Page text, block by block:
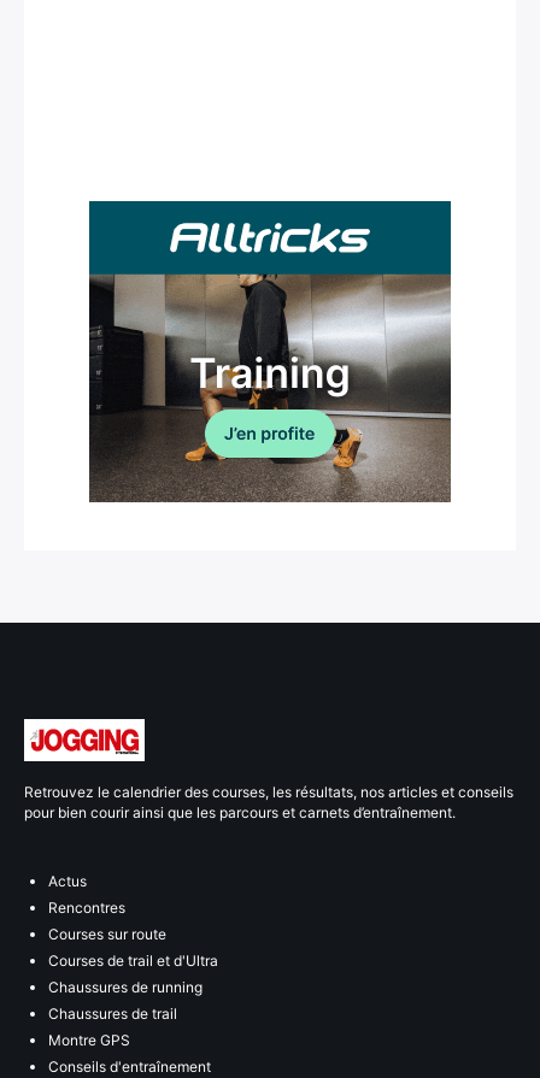
Retrouvez le calendrier des courses, les résultats, nos articles et conseils
pour bien courir ainsi que les parcours et carnets d’entraînement.
Actus
Rencontres
Courses sur route
Courses de trail et d'Ultra
Chaussures de running
Chaussures de trail
Montre GPS
Conseils d'entraînement